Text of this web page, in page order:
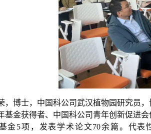
，博士，中国科公司武汉植物园研究员
基金获得者、中国科公司青年创新促进
金5项，发表学术论文70余篇。代表性